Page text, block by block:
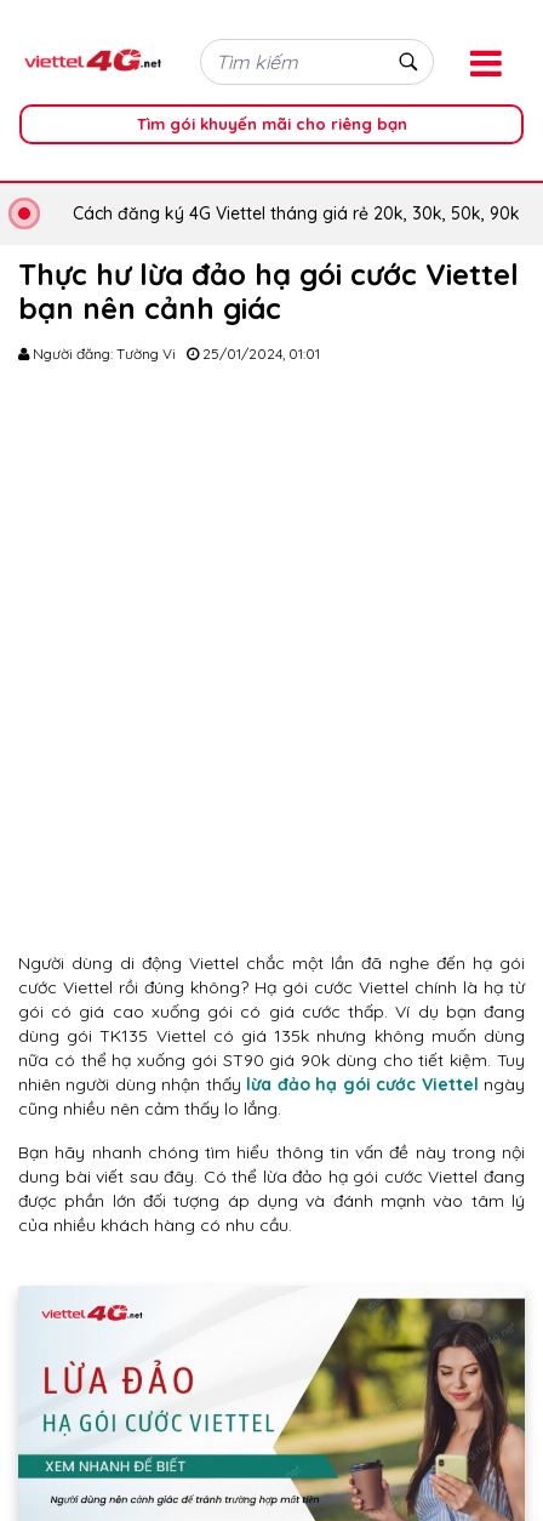
Tìm gói khuyến mãi cho riêng bạn
Cách đăng ký 4G Viettel tháng giá rẻ 20k, 30k, 50k, 90k
Thực hư lừa đảo hạ gói cước Viettel
bạn nên cảnh giác
Người đăng: Tường Vi 25/01/2024, 01:01
Người dùng di động Viettel chắc một lần đã nghe đến hạ gói
cước Viettel rồi đúng không? Hạ gói cước Viettel chính là hạ từ
gói có giá cao xuống gói có giá cước thấp. Ví dụ bạn đang
dùng gói TK135 Viettel có giá 135k nhưng không muốn dùng
nữa có thể hạ xuống gói ST90 giá 90k dùng cho tiết kiệm. Tuy
nhiên người dùng nhận thấy lừa đảo hạ gói cước Viettel ngày
cũng nhiều nên cảm thấy lo lắng.
Bạn hãy nhanh chóng tìm hiểu thông tin vấn đề này trong nội
dung bài viết sau đây. Có thể lừa đảo hạ gói cước Viettel đang
được phần lớn đối tượng áp dụng và đánh mạnh vào tâm lý
của nhiều khách hàng có nhu cầu.